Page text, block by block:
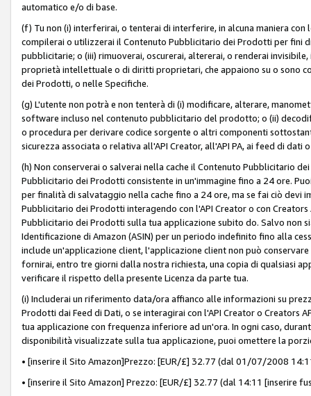
automatico e/o di base.
(f) Tu non (i) interferirai, o tenterai di interferire, in alcuna maniera
compilerai o utilizzerai il Contenuto Pubblicitario dei Prodotti per
pubblicitarie; o (iii) rimuoverai, oscurerai, altererai, o renderai
proprietà intellettuale o di diritti proprietari, che appaiono su o sono
dei Prodotti, o nelle Specifiche.
(g) L'utente non potrà e non tenterà di (i) modificare, alterare,
software incluso nel contenuto pubblicitario del prodotto; o (ii)
o procedura per derivare codice sorgente o altri componenti
sicurezza associata o relativa all'API Creator, all'API PA, ai feed di
(h) Non conserverai o salverai nella cache il Contenuto Pubblicitario
Pubblicitario dei Prodotti consistente in un'immagine fino a 24 ore.
per finalità di salvataggio nella cache fino a 24 ore, ma se fai ciò
Pubblicitario dei Prodotti interagendo con l'API Creator o con
Pubblicitario dei Prodotti sulla tua applicazione subito do. Salvo non
Identificazione di Amazon (ASIN) per un periodo indefinito fino alla
include un'applicazione client, l'applicazione client non può
fornirai, entro tre giorni dalla nostra richiesta, una copia di qualsiasi
verificare il rispetto della presente Licenza da parte tua.
(i) Includerai un riferimento data/ora affianco alle informazioni su
Prodotti dai Feed di Dati, o se interagirai con l'API Creator o Creators
tua applicazione con frequenza inferiore ad un'ora. In ogni caso,
disponibilità visualizzate sulla tua applicazione, puoi omettere la
• [inserire il Sito Amazon]Prezzo: [EUR/£] 32.77 (dal 01/07/2008
• [inserire il Sito Amazon] Prezzo: [EUR/£] 32.77 (dal 14:11 [inserire